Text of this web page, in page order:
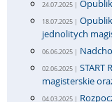
24.07.2025 |
18.07.2025 |
jednolitych
06.06.2025 |
02.06.2025 | START
magisterskie
04.03.2025 |